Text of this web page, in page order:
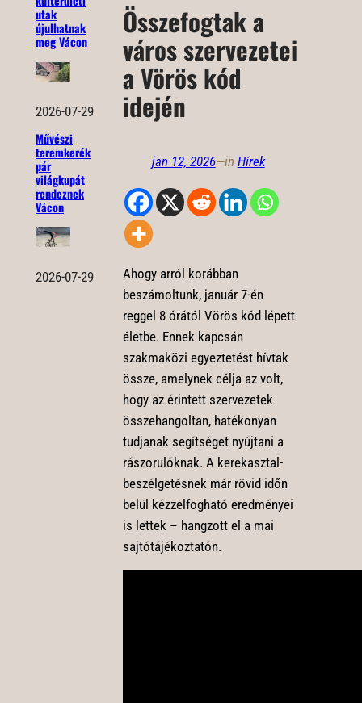
utak
újulhatnak
meg Vácon
2026-07-29
Művészi
teremkerék
pár
világkupát
rendeznek
Vácon
2026-07-29
Összefogtak a
város szervezetei
a Vörös kód
idején
jan 12, 2026—in Hírek
Ahogy arról korábban
beszámoltunk, január 7-én
reggel 8 órától Vörös kód lépett
életbe. Ennek kapcsán
szakmaközi egyeztetést hívtak
össze, amelynek célja az volt,
hogy az érintett szervezetek
összehangoltan, hatékonyan
tudjanak segítséget nyújtani a
rászorulóknak. A kerekasztal-
beszélgetésnek már rövid időn
belül kézzelfogható eredményei
is lettek – hangzott el a mai
sajtótájékoztatón.